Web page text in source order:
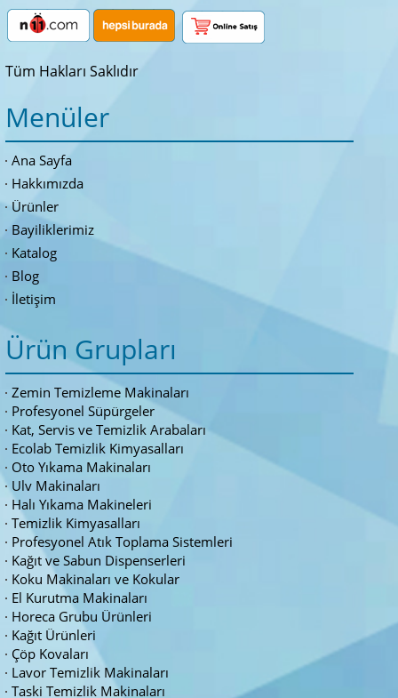
Tüm Hakları Saklıdır
Menüler
Ana Sayfa
Hakkımızda
Ürünler
Bayiliklerimiz
Katalog
Blog
İletişim
Ürün Grupları
Zemin Temizleme Makinaları
Profesyonel Süpürgeler
Kat, Servis ve Temizlik Arabaları
Ecolab Temizlik Kimyasalları
Oto Yıkama Makinaları
Ulv Makinaları
Halı Yıkama Makineleri
Temizlik Kimyasalları
Profesyonel Atık Toplama Sistemleri
Kağıt ve Sabun Dispenserleri
Koku Makinaları ve Kokular
El Kurutma Makinaları
Horeca Grubu Ürünleri
Kağıt Ürünleri
Çöp Kovaları
Lavor Temizlik Makinaları
Taski Temizlik Makinaları